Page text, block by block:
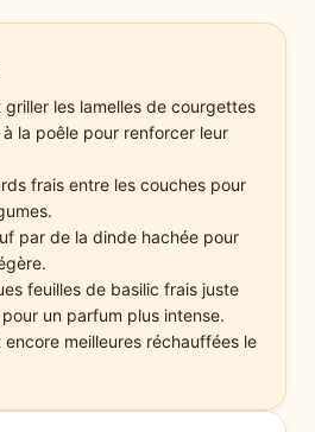
griller les lamelles de courgettes
la poêle pour renforcer leur
frais entre les couches pour
par de la dinde hachée pour
feuilles de basilic frais juste
un parfum plus intense.
encore meilleures réchauffées le